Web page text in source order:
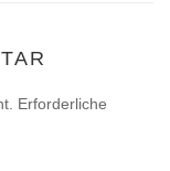
Erforderliche